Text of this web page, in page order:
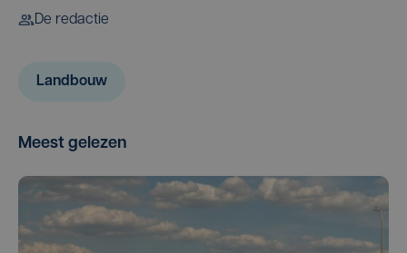
De redactie
Landbouw
Meest gelezen